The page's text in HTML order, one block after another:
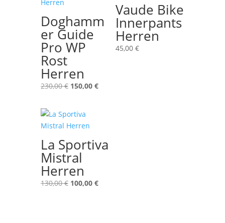
Doghamm
er Guide
Pro WP
Rost
Herren
230,00€ Ursprünglicher
230,00 €
150,00 €Aktueller
Vaude Bike
Innerpants
Herren
45,00 €
La Sportiva
Mistral
Herren
130,00€ Ursprünglicher
100,00 €Aktueller